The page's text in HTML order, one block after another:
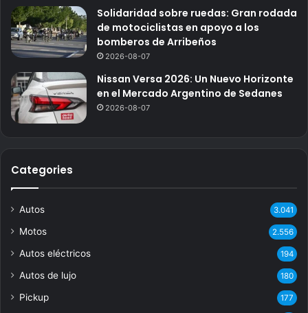
Solidaridad sobre ruedas: Gran rodada
de motociclistas en apoyo a los
bomberos de Arribeños
2026-08-07
Nissan Versa 2026: Un Nuevo Horizonte
en el Mercado Argentino de Sedanes
2026-08-07
Categories
Autos 3.041
Motos 2.556
Autos eléctricos 194
Autos de lujo 180
Pickup 177